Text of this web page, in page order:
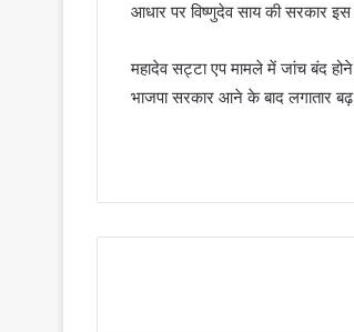
आधार पर विष्णुदेव साय की सरकार
महादेव सट्टा एप मामले में जांच बंद
भाजपा सरकार आने के बाद लगातार